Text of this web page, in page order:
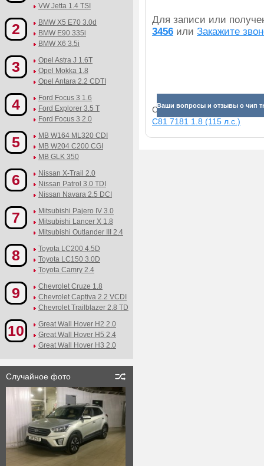
Для записи или
3456 или Закажите
Ваши вопросы и отзывы о чип
Смотрите прибавки для
C81 7181 1.8 (115 л.с.)
VW Jetta 1.4 TSI
2
BMW X5 E70 3.0d
BMW E90 335i
BMW X6 3.5i
3
Opel Astra J 1.6T
Opel Mokka 1.8
Opel Antara 2.2 CDTI
4
Ford Focus 3 1.6
Ford Explorer 3.5 T
Ford Focus 3 2.0
5
MB W164 ML320 CDI
MB W204 C200 CGI
MB GLK 350
6
Nissan X-Trail 2.0
Nissan Patrol 3.0 TDI
Nissan Navara 2.5 DCI
7
Mitsubishi Pajero IV 3.0
Mitsubishi Lancer X 1.8
Mitsubishi Outlander III 2.4
8
Toyota LC200 4.5D
Toyota LC150 3.0D
Toyota Camry 2.4
9
Chevrolet Cruze 1.8
Chevrolet Captiva 2.2 VCDI
Chevrolet Trailblazer 2.8 TD
10
Great Wall Hover H2 2.0
Great Wall Hover H5 2.4
Great Wall Hover H3 2.0
Случайное фото